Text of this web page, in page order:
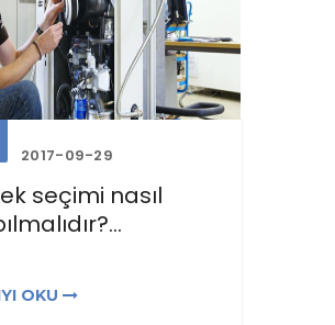
2017-09-29
seçimi nasıl
OKU